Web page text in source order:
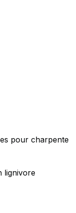
pour charpente
lignivore